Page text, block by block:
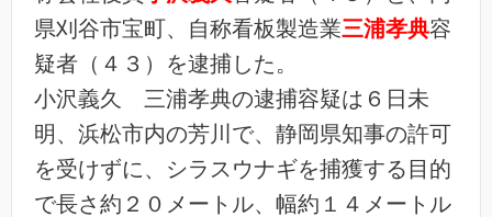
県刈谷市宝町、自称看板製造業三浦孝典容
疑者（４３）を逮捕した。
小沢義久 三浦孝典の逮捕容疑は６日未
明、浜松市内の芳川で、静岡県知事の許可
を受けずに、シラスウナギを捕獲する目的
で長さ約２０メートル、幅約１４メートル